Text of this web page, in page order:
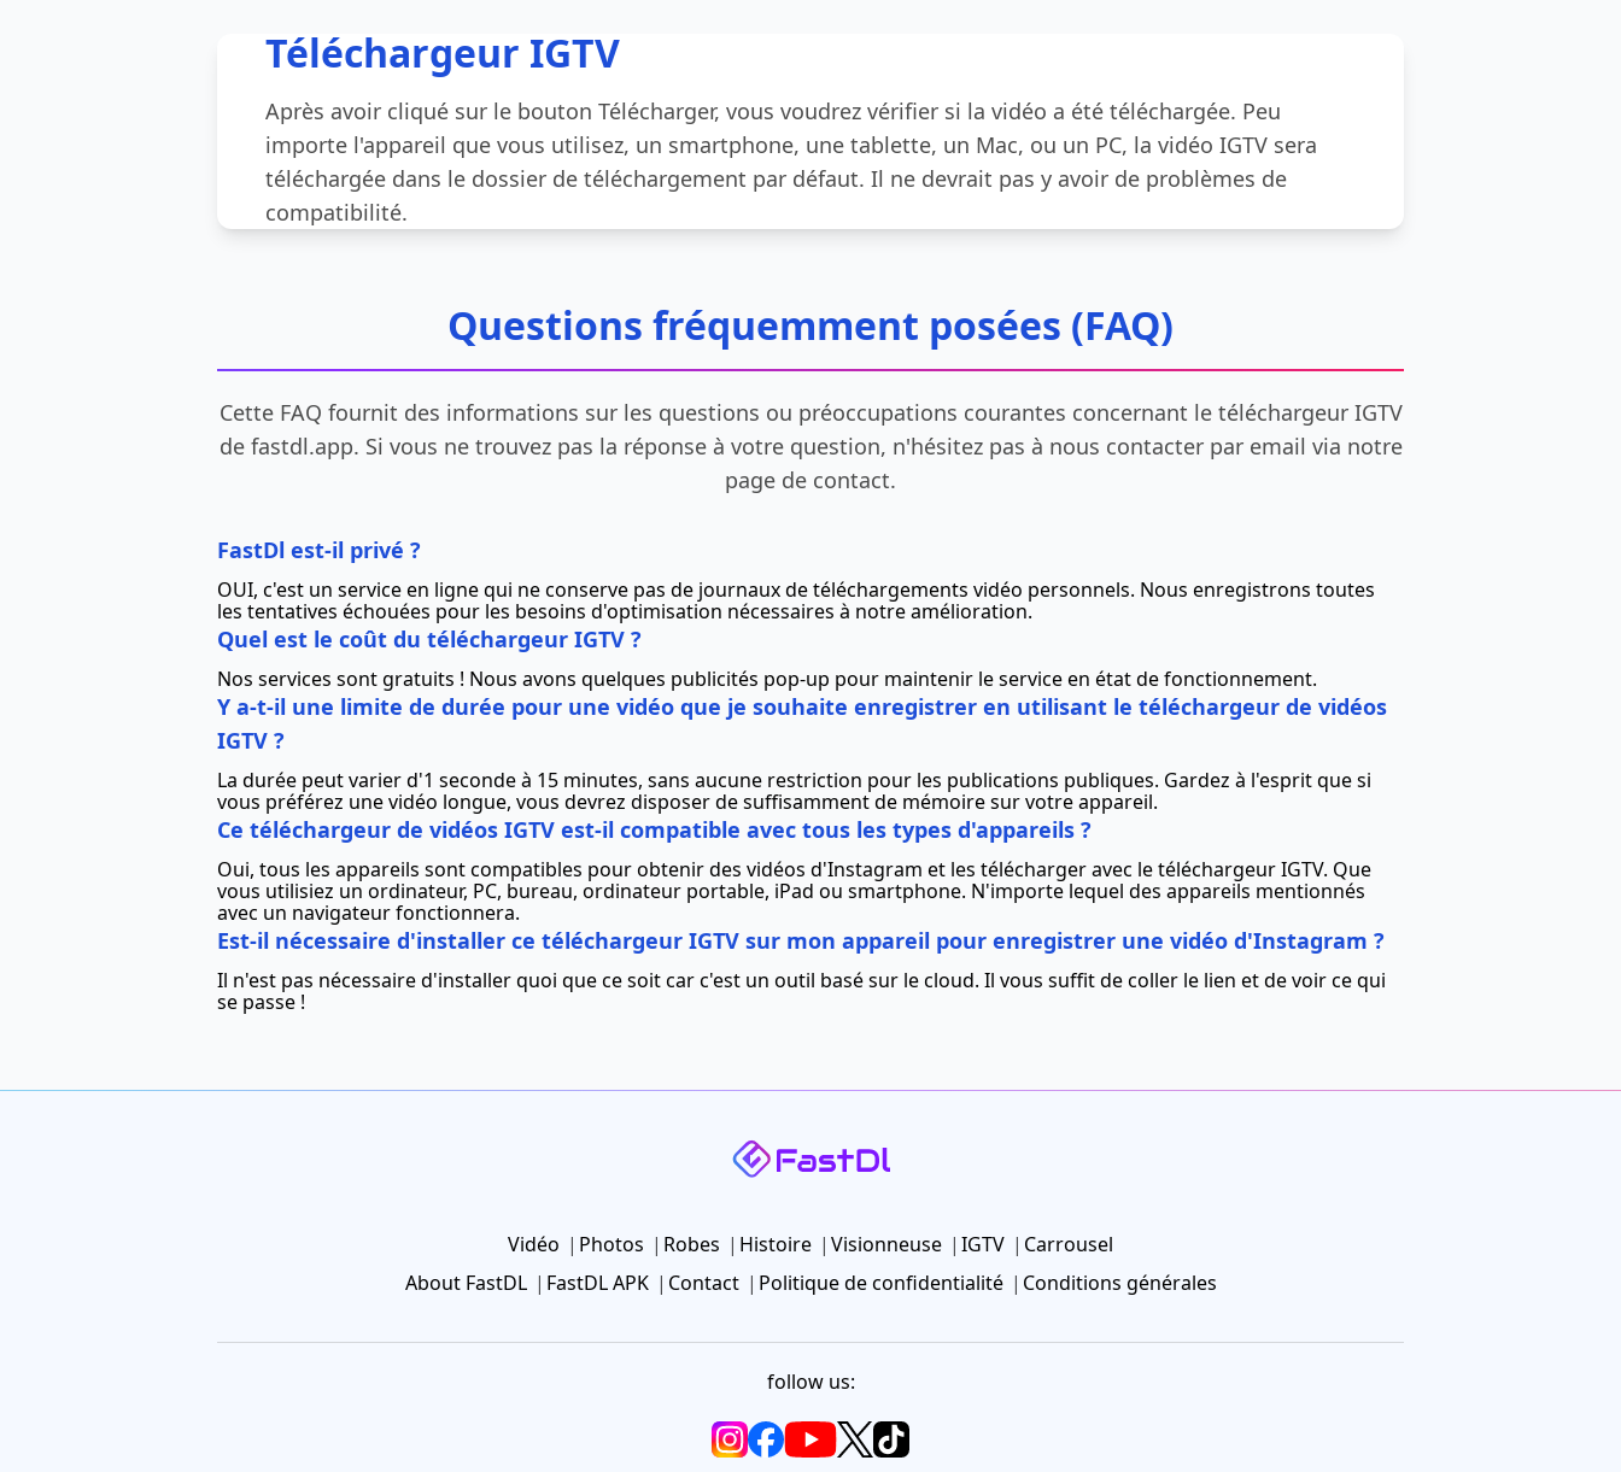
Téléchargeur IGTV
Après avoir cliqué sur le bouton Télécharger, vous voudrez vérifier si la vidéo a été téléchargée. Peu
importe l'appareil que vous utilisez, un smartphone, une tablette, un Mac, ou un PC, la vidéo IGTV sera
téléchargée dans le dossier de téléchargement par défaut. Il ne devrait pas y avoir de problèmes de
compatibilité.
Questions fréquemment posées (FAQ)
Cette FAQ fournit des informations sur les questions ou préoccupations courantes concernant le téléchargeur IGTV
de fastdl.app. Si vous ne trouvez pas la réponse à votre question, n'hésitez pas à nous contacter par email via notre
page de contact.
FastDl est-il privé ?
OUI, c'est un service en ligne qui ne conserve pas de journaux de téléchargements vidéo personnels. Nous enregistrons toutes
les tentatives échouées pour les besoins d'optimisation nécessaires à notre amélioration.
Quel est le coût du téléchargeur IGTV ?
Nos services sont gratuits ! Nous avons quelques publicités pop-up pour maintenir le service en état de fonctionnement.
Y a-t-il une limite de durée pour une vidéo que je souhaite enregistrer en utilisant le téléchargeur de vidéos
IGTV ?
La durée peut varier d'1 seconde à 15 minutes, sans aucune restriction pour les publications publiques. Gardez à l'esprit que si
vous préférez une vidéo longue, vous devrez disposer de suffisamment de mémoire sur votre appareil.
Ce téléchargeur de vidéos IGTV est-il compatible avec tous les types d'appareils ?
Oui, tous les appareils sont compatibles pour obtenir des vidéos d'Instagram et les télécharger avec le téléchargeur IGTV. Que
vous utilisiez un ordinateur, PC, bureau, ordinateur portable, iPad ou smartphone. N'importe lequel des appareils mentionnés
avec un navigateur fonctionnera.
Est-il nécessaire d'installer ce téléchargeur IGTV sur mon appareil pour enregistrer une vidéo d'Instagram ?
Il n'est pas nécessaire d'installer quoi que ce soit car c'est un outil basé sur le cloud. Il vous suffit de coller le lien et de voir ce qui
se passe !
Vidéo Photos Robes Histoire Visionneuse IGTV
Carrousel
About FastDL
FastDL APK Contact Politique de confidentialité Conditions générales
follow us: